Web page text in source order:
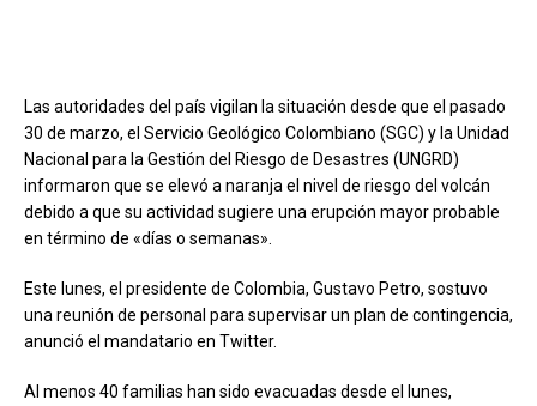
Las autoridades del país vigilan la situación desde que el pasado
30 de marzo, el Servicio Geológico Colombiano (SGC) y la Unidad
Nacional para la Gestión del Riesgo de Desastres (UNGRD)
informaron que se elevó a naranja el nivel de riesgo del volcán
debido a que su actividad sugiere una erupción mayor probable
en término de «días o semanas».
Este lunes, el presidente de Colombia, Gustavo Petro, sostuvo
una reunión de personal para supervisar un plan de contingencia,
anunció el mandatario en Twitter.
Al menos 40 familias han sido evacuadas desde el lunes,